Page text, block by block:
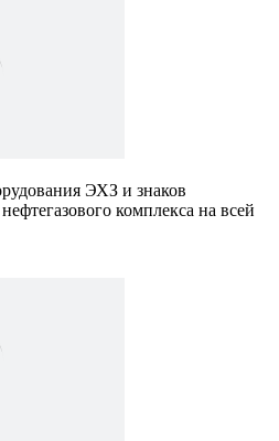
ЭХЗ и знаков
комплекса на всей